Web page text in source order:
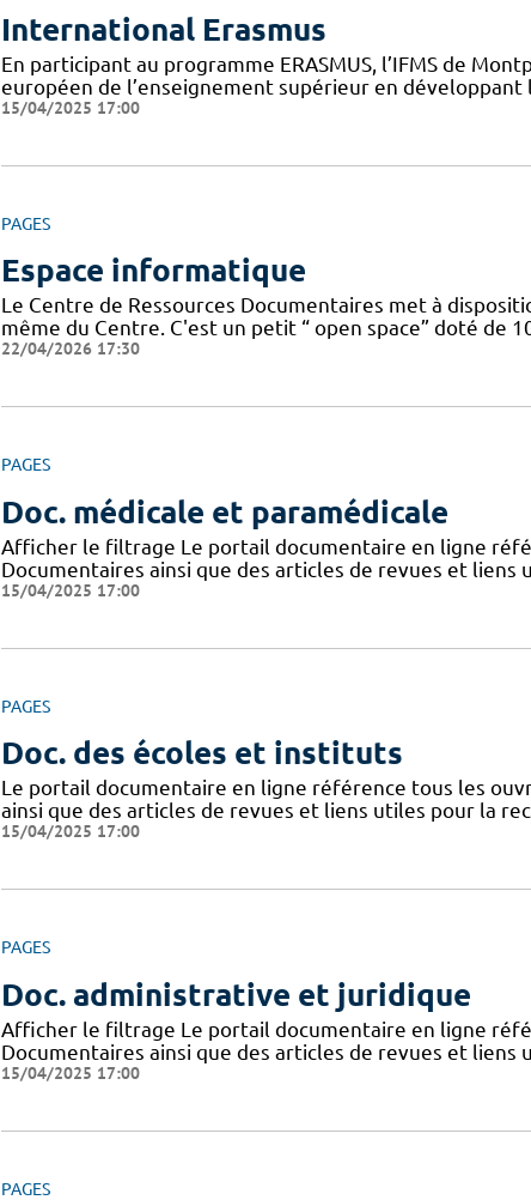
International Erasmus
En participant au programme ERASMUS, l’IFMS de
européen de l’enseignement supérieur en
15/04/2025 17:00
PAGES
Espace informatique
Le Centre de Ressources Documentaires met à
même du Centre. C'est un petit “ open space” doté de
22/04/2026 17:30
PAGES
Doc. médicale et paramédicale
Afficher le filtrage Le portail documentaire en ligne
Documentaires ainsi que des articles de revues et
15/04/2025 17:00
PAGES
Doc. des écoles et instituts
Le portail documentaire en ligne référence tous les
ainsi que des articles de revues et liens utiles pour la
15/04/2025 17:00
PAGES
Doc. administrative et juridique
Afficher le filtrage Le portail documentaire en ligne
Documentaires ainsi que des articles de revues et
15/04/2025 17:00
PAGES